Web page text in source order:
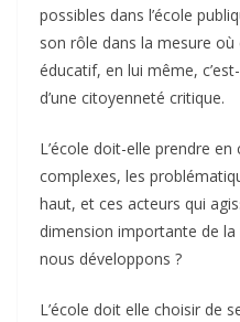
possibles dans l’école
son rôle dans la mesure
éducatif, en lui même,
d’une citoyenneté critique.
L’école doit-elle prendre
complexes, les
haut, et ces acteurs qui
dimension importante de
nous développons ?
L’école doit elle choisir de